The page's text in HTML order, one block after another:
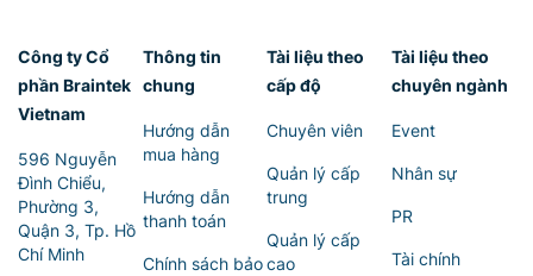
Công ty Cổ
phần Braintek
Vietnam
596 Nguyễn
Đình Chiểu,
Phường 3,
Quận 3, Tp. Hồ
Chí Minh
Thông tin
chung
Hướng dẫn
mua hàng
Hướng dẫn
thanh toán
Chính sách bảo
Tài liệu theo
cấp độ
Chuyên viên
Quản lý cấp
trung
Quản lý cấp
cao
Tài liệu theo
chuyên ngành
Event
Nhân sự
PR
Tài chính